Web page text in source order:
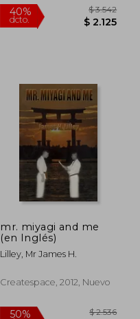
mr. miyagi and me
(en Inglés)
Lilley, Mr James H.
Createspace, 2012, Nuevo